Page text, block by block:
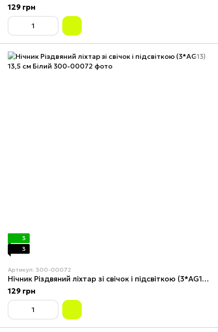
129 грн
3
3
Артикул: 300-00072
Нічник Різдвяний ліхтар зі свічок і підсвіткою (3*AG13) 13,5 см Білий
129 грн